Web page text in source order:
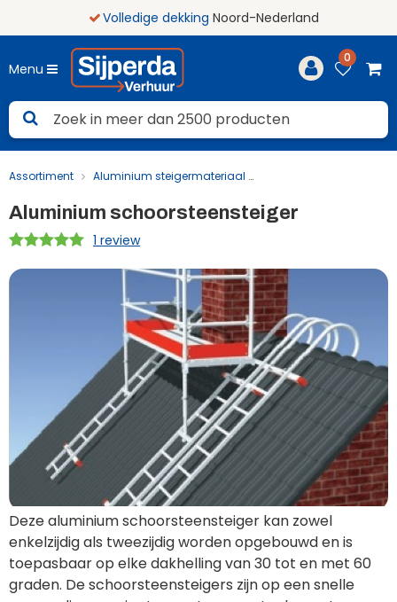
Volledige dekkingNoord-Nederland
Menu
0
Assortiment Aluminium steigermateriaal
Aluminium schoorsteensteiger
1 review
Deze aluminium schoorsteensteiger kan zowel
enkelzijdig als tweezijdig worden opgebouwd en is
toepasbaar op elke dakhelling van 30 tot en met 60
graden. De schoorsteensteigers zijn op een snelle